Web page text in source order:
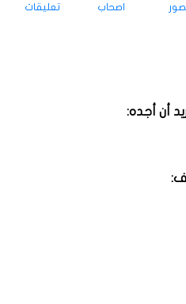
اصحاب تعليقات
أن أجده: